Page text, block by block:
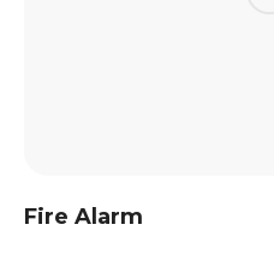
Fire Alarm